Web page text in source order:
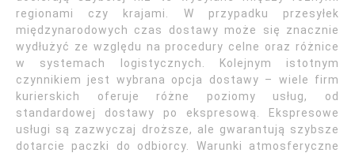
regionami czy krajami. W przypadku przesyłek
międzynarodowych czas dostawy może się znacznie
wydłużyć ze względu na procedury celne oraz różnice
w systemach logistycznych. Kolejnym istotnym
czynnikiem jest wybrana opcja dostawy – wiele firm
kurierskich oferuje różne poziomy usług, od
standardowej dostawy po ekspresową. Ekspresowe
usługi są zazwyczaj droższe, ale gwarantują szybsze
dotarcie paczki do odbiorcy. Warunki atmosferyczne